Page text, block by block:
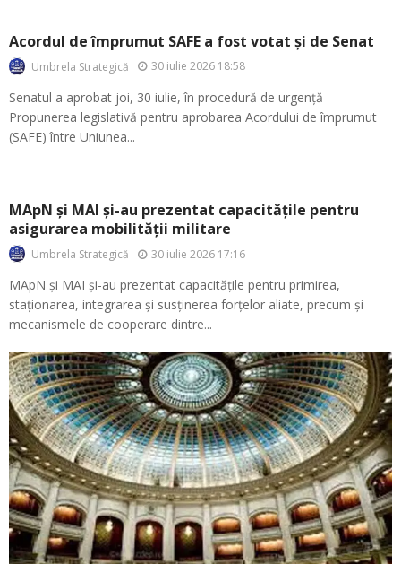
Acordul de împrumut SAFE a fost votat și de Senat
Umbrela Strategică 30 iulie 2026 18:58
Senatul a aprobat joi, 30 iulie, în procedură de urgență
Propunerea legislativă pentru aprobarea Acordului de împrumut
(SAFE) între Uniunea...
MApN și MAI și-au prezentat capacitățile pentru
asigurarea mobilității militare
Umbrela Strategică 30 iulie 2026 17:16
MApN și MAI și-au prezentat capacitățile pentru primirea,
staționarea, integrarea și susținerea forțelor aliate, precum și
mecanismele de cooperare dintre...